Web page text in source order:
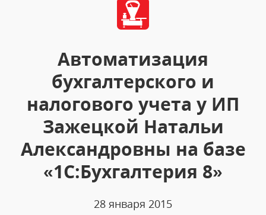
Автоматизация
бухгалтерского и
налогового учета у ИП
Зажецкой Натальи
Александровны на базе
«1С:Бухгалтерия 8»
28 января 2015